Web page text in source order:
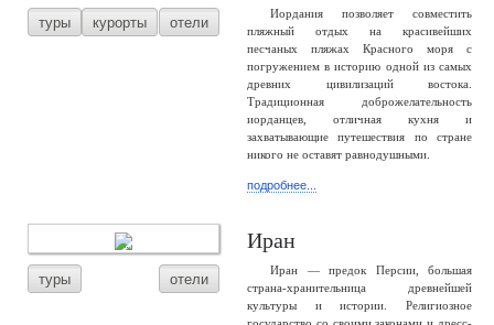
туры курорты отели
Иордания позволяет совместить
пляжный отдых на красивейших
песчаных пляжах Красного моря с
погружением в историю одной из самых
древних цивилизаций востока.
Традиционная доброжелательность
иорданцев, отличная кухня и
захватывающие путешествия по стране
никого не оставят равнодушными.
подробнее...
туры отели
Иран
Иран — предок Персии, большая
страна-хранительница древнейшей
культуры и истории. Религиозное